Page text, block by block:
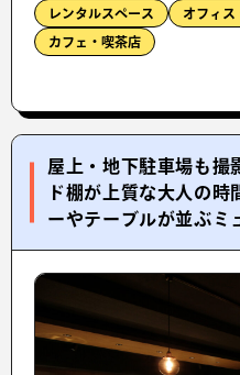
レンタルスペース オフィス
カフェ・喫茶店
屋上・地下駐車場も撮
ド棚が上質な大人の
ーやテーブルが並ぶミ